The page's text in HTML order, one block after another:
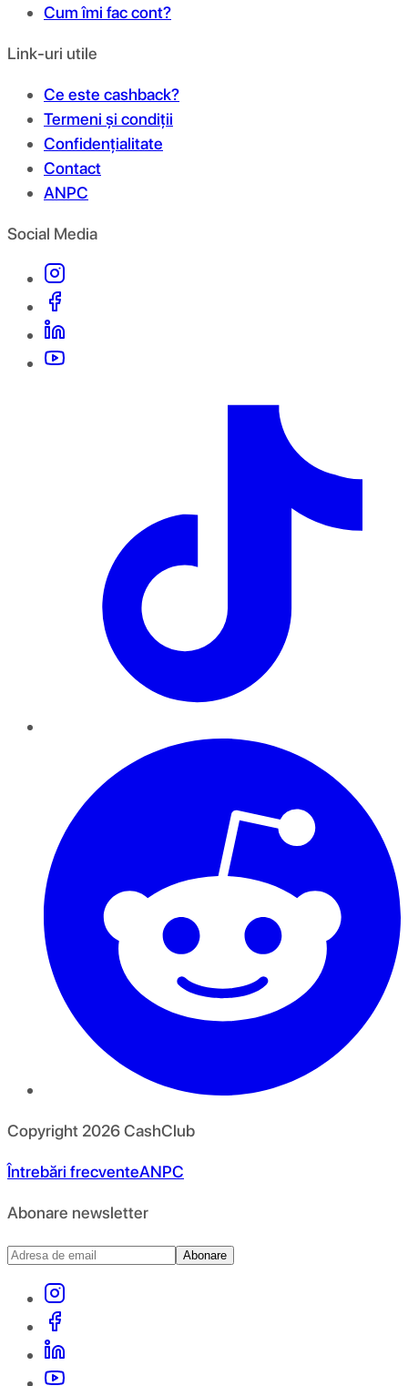
Cum îmi fac cont?
Link-uri utile
Ce este cashback?
Termeni și condiții
Confidențialitate
Contact
ANPC
Social Media
Copyright 2026CashClub
Întrebări frecventeANPC
Abonare newsletter
Abonare